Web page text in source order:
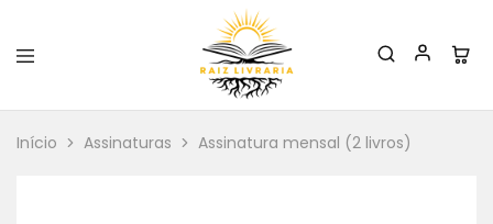
Raiz
Livraria
Início Assinaturas Assinatura mensal (2 livros)